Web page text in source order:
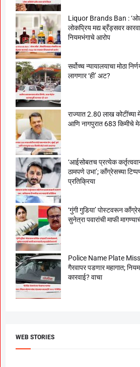
Liquor Brands Ban :
लोकप्रिय मद्य ब्रँड्सवर
नियमभंगाचे आरोप
सर्वोच्च न्यायालयाचा मोठा
लागणार ‘ही’ अट?
राज्यात 2.80 लाख कोटींच्या
आणि नागपुरात 683 किमीचे
‘आईसोबतच प्रत्येक
ठामपणे उभा’; काँग्रेसच्या
प्रतिक्रिया
‘गुंगी गुडिया’ पोस्टवरून
सुनेत्रा पवारांची माफी
Police Name Plate
गैरवापर पडणार महागात;
कारवाई? वाचा
WEB STORIES